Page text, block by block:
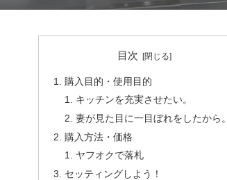
目次
購入目的・使用目的
キッチンを充実させたい。
妻が見た目に一目ぼれをしたから。
購入方法・価格
ヤフオクで落札
セッティングしよう！